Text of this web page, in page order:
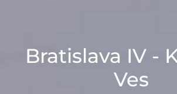
Bratislava IV -
Ves